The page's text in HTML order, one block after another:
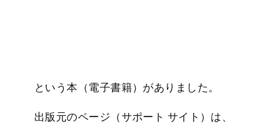
という本（電子書籍）がありました。
出版元のページ（サポート サイト）は、